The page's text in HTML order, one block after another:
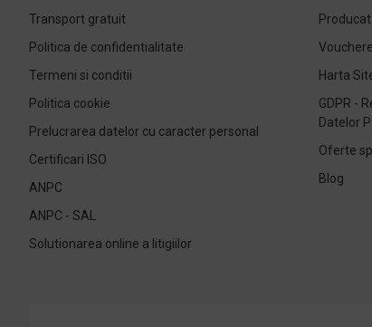
Transport gratuit
Politica de confidentialitate
Termeni si conditii
Politica cookie
Prelucrarea datelor cu caracter personal
Certificari ISO
ANPC
ANPC - SAL
Solutionarea online a litigiilor
Harta
GDPR -
Datelor
Oferte
Blog